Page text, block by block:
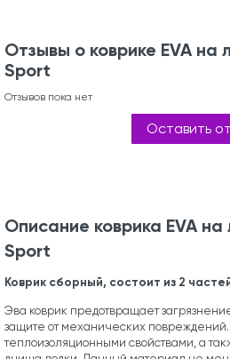
Отзывы о коврике EVA на
Sport
Отзывов пока нет
Оставить
Описание коврика EVA на
Sport
Коврик сборный, состоит из 2
Эва коврик предотвращает
защите от механических
теплоизоляционными свойствами, а